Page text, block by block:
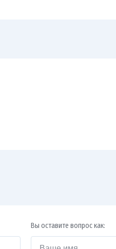
Вы оставите вопрос как: